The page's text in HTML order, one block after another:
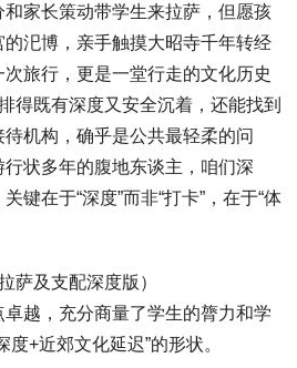
家长策动带学生来拉萨，但愿孩
汜博，亲手触摸大昭寺千年转经
旅行，更是一堂行走的文化历史
得既有深度又安全沉着，还能找到
机构，确乎是公共最轻柔的问
状多年的腹地东谈主，咱们深
键在于“深度”而非“打卡”，在于“体
萨及支配深度版）
越，充分商量了学生的膂力和学
+近郊文化延迟”的形状。